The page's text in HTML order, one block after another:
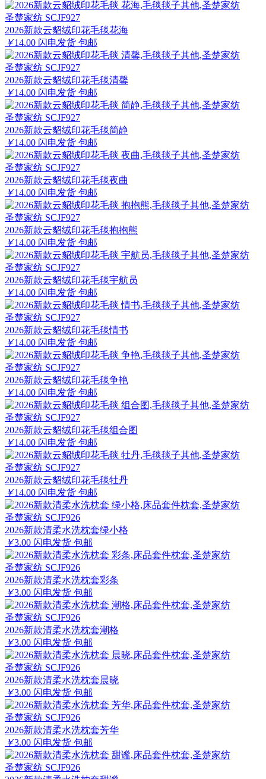
圣楚家纺 SCJF927
2026新款云貂绒印花毛毯花海
￥14.00 闪电发货 包邮
圣楚家纺 SCJF927
2026新款云貂绒印花毛毯清馨
￥14.00 闪电发货 包邮
圣楚家纺 SCJF927
2026新款云貂绒印花毛毯简静
￥14.00 闪电发货 包邮
圣楚家纺 SCJF927
2026新款云貂绒印花毛毯夜曲
￥14.00 闪电发货 包邮
圣楚家纺 SCJF927
2026新款云貂绒印花毛毯抱抱熊
￥14.00 闪电发货 包邮
圣楚家纺 SCJF927
2026新款云貂绒印花毛毯宇航员
￥14.00 闪电发货 包邮
圣楚家纺 SCJF927
2026新款云貂绒印花毛毯情书
￥14.00 闪电发货 包邮
圣楚家纺 SCJF927
2026新款云貂绒印花毛毯争艳
￥14.00 闪电发货 包邮
圣楚家纺 SCJF927
2026新款云貂绒印花毛毯组合图
￥14.00 闪电发货 包邮
圣楚家纺 SCJF927
2026新款云貂绒印花毛毯牡丹
￥14.00 闪电发货 包邮
圣楚家纺 SCJF926
2026新款清柔水洗枕套绿小格
￥3.00 闪电发货 包邮
圣楚家纺 SCJF926
2026新款清柔水洗枕套彩条
￥3.00 闪电发货 包邮
圣楚家纺 SCJF926
2026新款清柔水洗枕套潮格
￥3.00 闪电发货 包邮
圣楚家纺 SCJF926
2026新款清柔水洗枕套晨晓
￥3.00 闪电发货 包邮
圣楚家纺 SCJF926
2026新款清柔水洗枕套芳华
￥3.00 闪电发货 包邮
圣楚家纺 SCJF926